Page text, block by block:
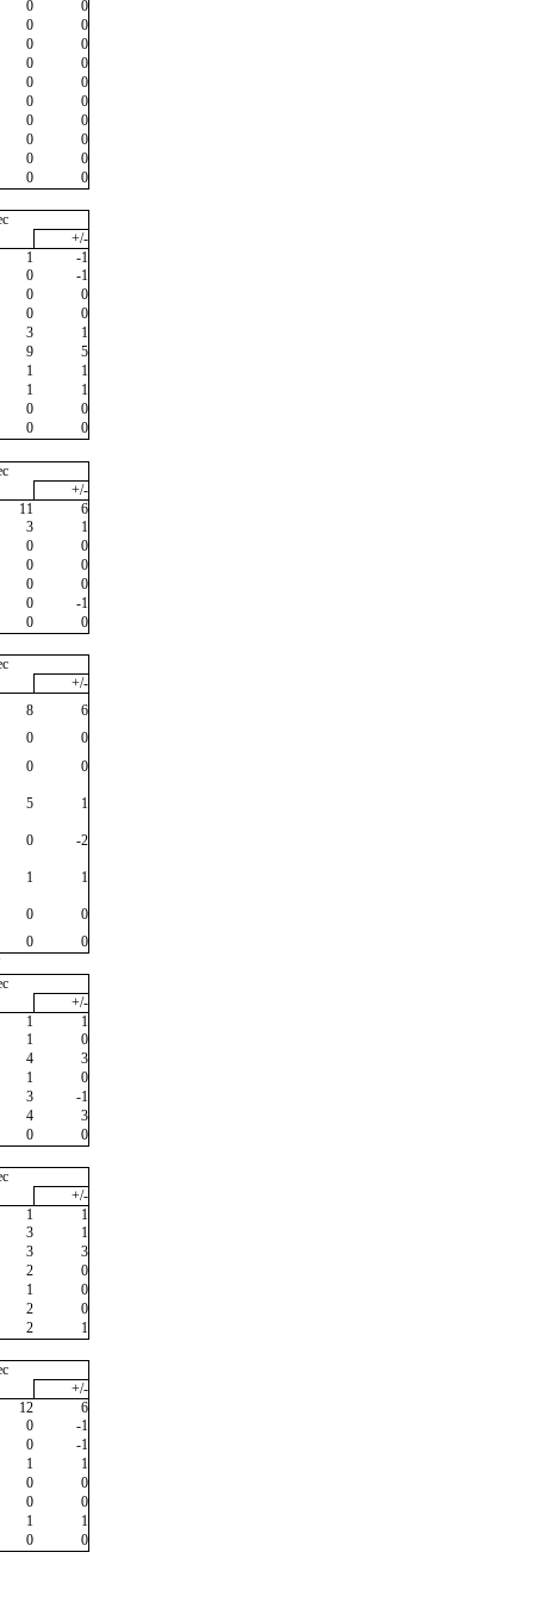
0
0
0
0
0
0
0
0
0
0
0
0
0
0
0
0
0
0
0
0
+/-
1
-1
0
-1
0
0
0
0
3
1
9
5
1
1
1
1
0
0
0
0
+/-
11
6
3
1
0
0
0
0
0
0
0
-1
0
0
+/-
8
6
0
0
0
0
5
1
0
-2
1
1
0
0
0
0
+/-
1
1
1
0
4
3
1
0
3
-1
4
3
0
0
+/-
1
1
3
1
3
3
2
0
1
0
2
0
2
1
+/-
12
6
0
-1
0
-1
1
1
0
0
0
0
1
1
0 0